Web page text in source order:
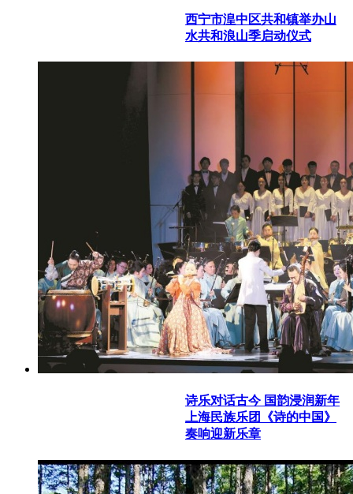
西宁市湟中区共和镇举办山
水共和浪山季启动仪式
诗乐对话古今 国韵浸润新年
上海民族乐团《诗的中国》
奏响迎新乐章